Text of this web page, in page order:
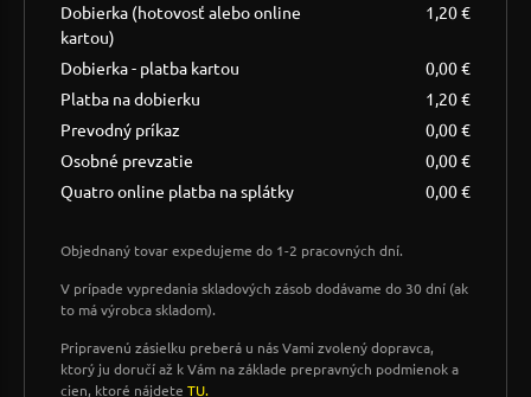
Dobierka (hotovosť alebo online
kartou)
1,20 €
Dobierka - platba kartou
0,00 €
Platba na dobierku
1,20 €
Prevodný príkaz
0,00 €
Osobné prevzatie
0,00 €
Quatro online platba na splátky
0,00 €
Objednaný tovar expedujeme do 1-2 pracovných dní.
V prípade vypredania skladových zásob dodávame do 30 dní (ak
to má výrobca skladom).
Pripravenú zásielku preberá u nás Vami zvolený dopravca,
ktorý ju doručí až k Vám na základe prepravných podmienok a
cien, ktoré nájdete TU.